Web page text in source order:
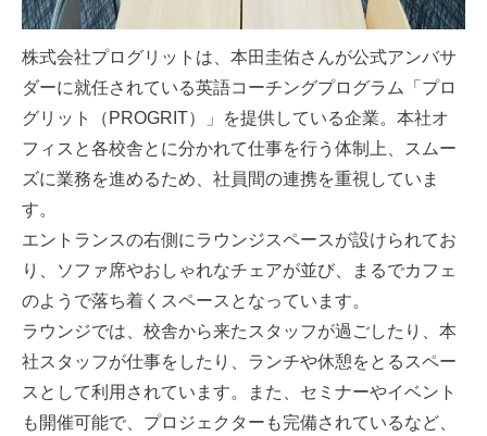
株式会社プログリットは、本田圭佑さんが公式アンバサ
ダーに就任されている英語コーチングプログラム「プロ
グリット（PROGRIT）」を提供している企業。本社オ
フィスと各校舎とに分かれて仕事を行う体制上、スムー
ズに業務を進めるため、社員間の連携を重視していま
す。
エントランスの右側にラウンジスペースが設けられてお
り、ソファ席やおしゃれなチェアが並び、まるでカフェ
のようで落ち着くスペースとなっています。
ラウンジでは、校舎から来たスタッフが過ごしたり、本
社スタッフが仕事をしたり、ランチや休憩をとるスペー
スとして利用されています。また、セミナーやイベント
も開催可能で、プロジェクターも完備されているなど、